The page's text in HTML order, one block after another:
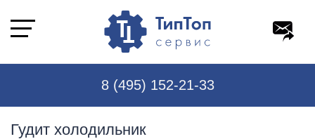
8 (495) 152-21-33
Гудит холодильник